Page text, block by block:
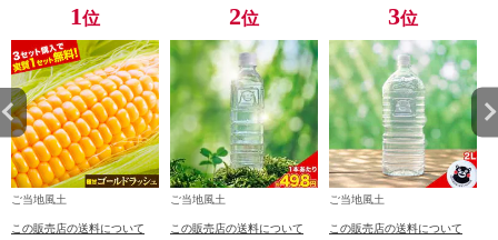
1位
ご当地風土
この販売店の送料について
2位
ご当地風土
この販売店の送料について
3位
ご当地風土
この販売店の送料について